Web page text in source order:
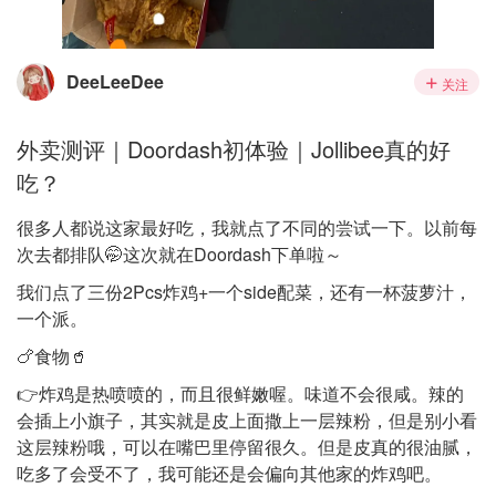
DeeLeeDee 关注
外卖测评｜Doordash初体验｜Jollibee真的好
吃？
很多人都说这家最好吃，我就点了不同的尝试一下。以前每
次去都排队🤭这次就在Doordash下单啦～
我们点了三份2Pcs炸鸡+一个side配菜，还有一杯菠萝汁，
一个派。
🍗食物🥤
👉炸鸡是热喷喷的，而且很鲜嫩喔。味道不会很咸。辣的
会插上小旗子，其实就是皮上面撒上一层辣粉，但是别小看
这层辣粉哦，可以在嘴巴里停留很久。但是皮真的很油腻，
吃多了会受不了，我可能还是会偏向其他家的炸鸡吧。